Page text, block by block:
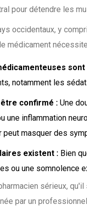
pour détendre les
occidentaux, y
médicament
notamment les
confirmé : Une
une inflammation
peut masquer des
existent : Bien
ou une somnolence
sérieux,
par un